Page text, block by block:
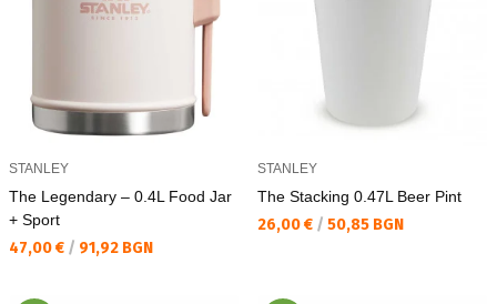
STANLEY
The Legendary – 0.4L Food Jar
+ Sport
Текуща цена:
47,00 € / 91,92 BGN
STANLEY
The Stacking 0.47L Beer Pint
Текуща цена:
26,00 € / 50,85 BGN